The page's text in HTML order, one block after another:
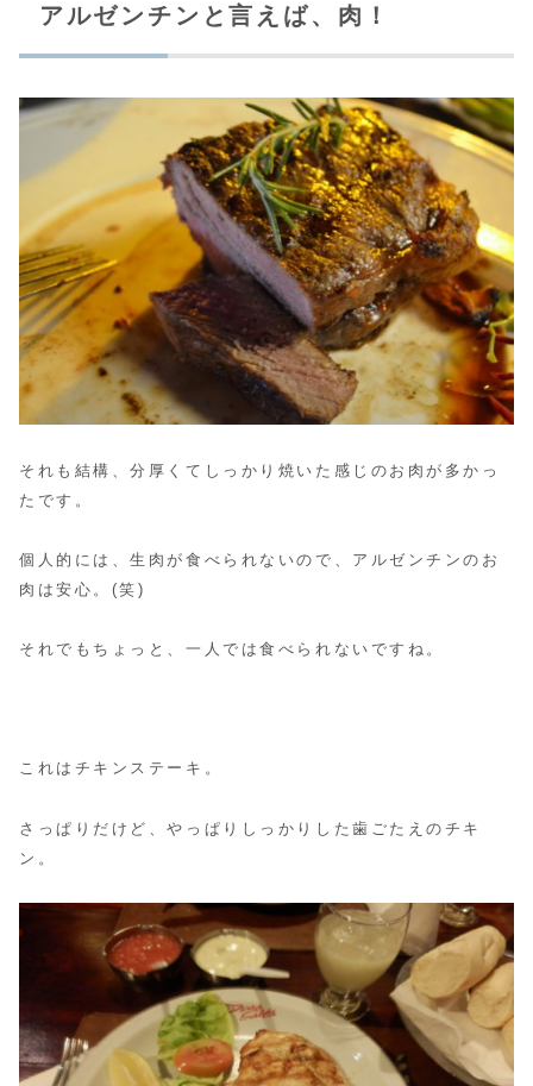
アルゼンチンと言えば、肉！
それも結構、分厚くてしっかり焼いた感じのお肉が多かっ
たです。
個人的には、生肉が食べられないので、アルゼンチンのお
肉は安心。(笑)
それでもちょっと、一人では食べられないですね。
これはチキンステーキ。
さっぱりだけど、やっぱりしっかりした歯ごたえのチキ
ン。